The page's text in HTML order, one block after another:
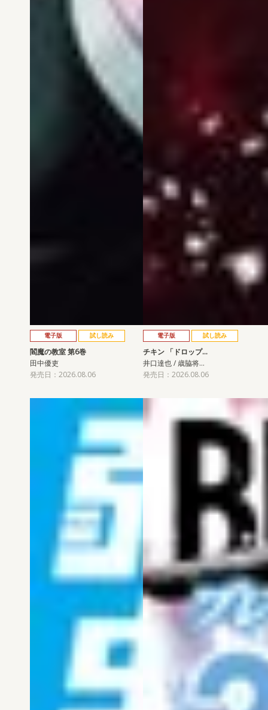
電子版 試し読み
閻魔の教室 第6巻
田中優吏
発売日：2026.08.06
電子版 試し読み
チキン 「ドロップ…
井口達也 / 歳脇将…
発売日：2026.08.06